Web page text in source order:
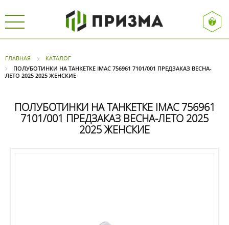
ГЛАВНАЯ
КАТАЛОГ
ПОЛУБОТИНКИ НА ТАНКЕТКЕ IMAC 756961 7101/001 ПРЕДЗАКАЗ ВЕСНА-
ЛЕТО 2025 2025 ЖЕНСКИЕ
ПОЛУБОТИНКИ НА ТАНКЕТКЕ IMAC 756961
7101/001 ПРЕДЗАКАЗ ВЕСНА-ЛЕТО 2025
2025 ЖЕНСКИЕ